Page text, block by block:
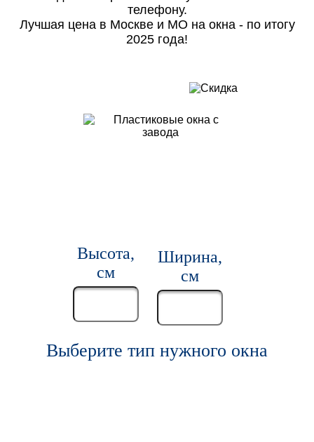
телефону.
Лучшая цена в Москве и МО на окна - по итогу
2025 года!
Высота,
см
Ширина,
см
Выберите тип нужного окна